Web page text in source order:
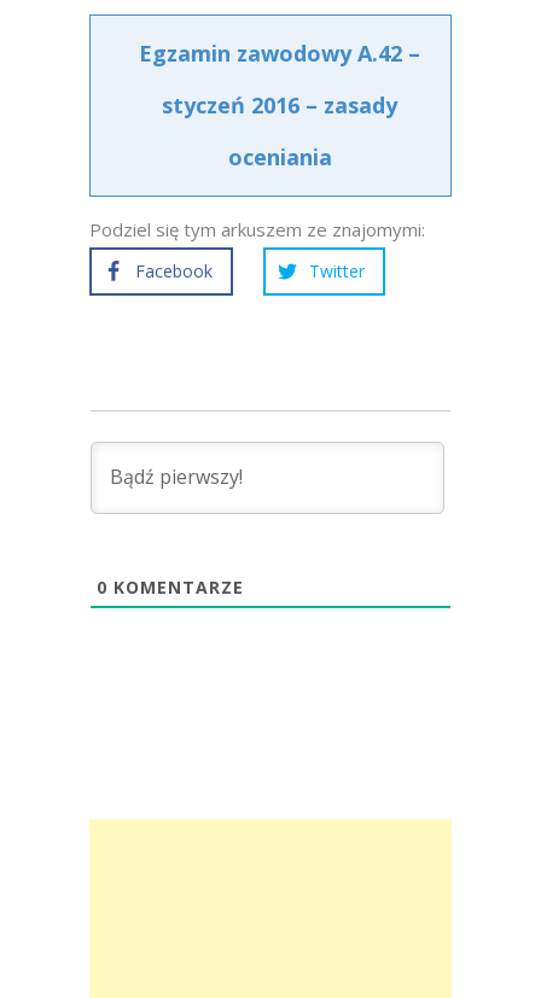
Egzamin zawodowy A.42 –
styczeń 2016 – zasady
oceniania
Podziel się tym arkuszem ze znajomymi:
Facebook Twitter
0 KOMENTARZE